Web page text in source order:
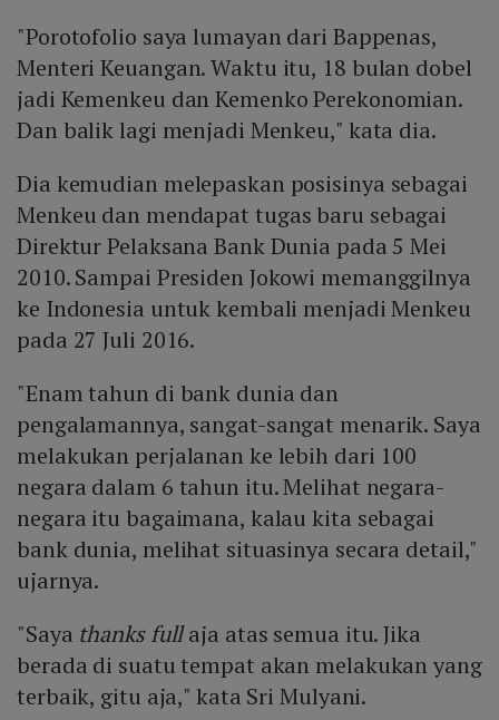
"Porotofolio saya lumayan dari Bappenas,
Menteri Keuangan. Waktu itu, 18 bulan dobel
jadi Kemenkeu dan Kemenko Perekonomian.
Dan balik lagi menjadi Menkeu," kata dia.
Dia kemudian melepaskan posisinya sebagai
Menkeu dan mendapat tugas baru sebagai
Direktur Pelaksana Bank Dunia pada 5 Mei
2010. Sampai Presiden Jokowi memanggilnya
ke Indonesia untuk kembali menjadi Menkeu
pada 27 Juli 2016.
"Enam tahun di bank dunia dan
pengalamannya, sangat-sangat menarik. Saya
melakukan perjalanan ke lebih dari 100
negara dalam 6 tahun itu. Melihat negara-
negara itu bagaimana, kalau kita sebagai
bank dunia, melihat situasinya secara detail,"
ujarnya.
"Saya thanks fullaja atas semua itu. Jika
berada di suatu tempat akan melakukan yang
terbaik, gitu aja," kata Sri Mulyani.